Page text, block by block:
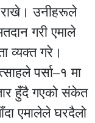
राखे। उनीहरूले
गरी एमाले
व्यक्त गरे।
पर्सा–१ मा
हुँदै गएको संकेत
एमालेले घरदैलो